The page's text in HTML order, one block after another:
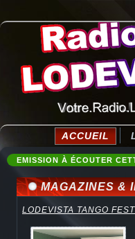
ACCUEIL
EMISSION À ÉCOUTER
MAGAZINES &
LODEVISTA TANGO